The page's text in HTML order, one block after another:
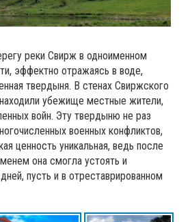
реки Свирж в одноименном
эффектно отражаясь в воде,
твердыня. В стенах Свиржского
убежище местные жители,
войн. Эту твердыню не раз
военных конфликтов,
ценность уникальная, ведь после
она смогла устоять и
пусть и в отреставрированном